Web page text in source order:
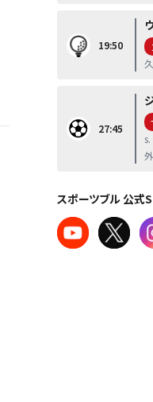
19:50
27:45
スポーツブル 公式